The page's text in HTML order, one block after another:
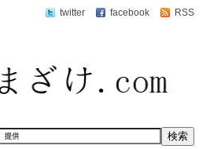
twitter facebook RSS